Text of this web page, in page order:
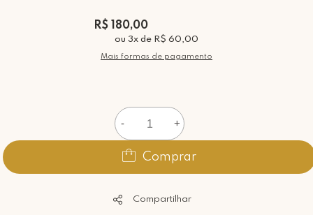
R$ 180,00
ou 3x de R$ 60,00
Mais formas de pagamento
- +
Comprar
Compartilhar